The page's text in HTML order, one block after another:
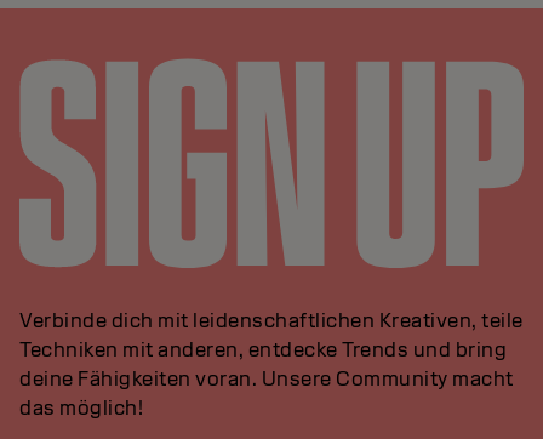
Verbinde dich mit leidenschaftlichen Kreativen, teile
Techniken mit anderen, entdecke Trends und bring
deine Fähigkeiten voran. Unsere Community macht
das möglich!